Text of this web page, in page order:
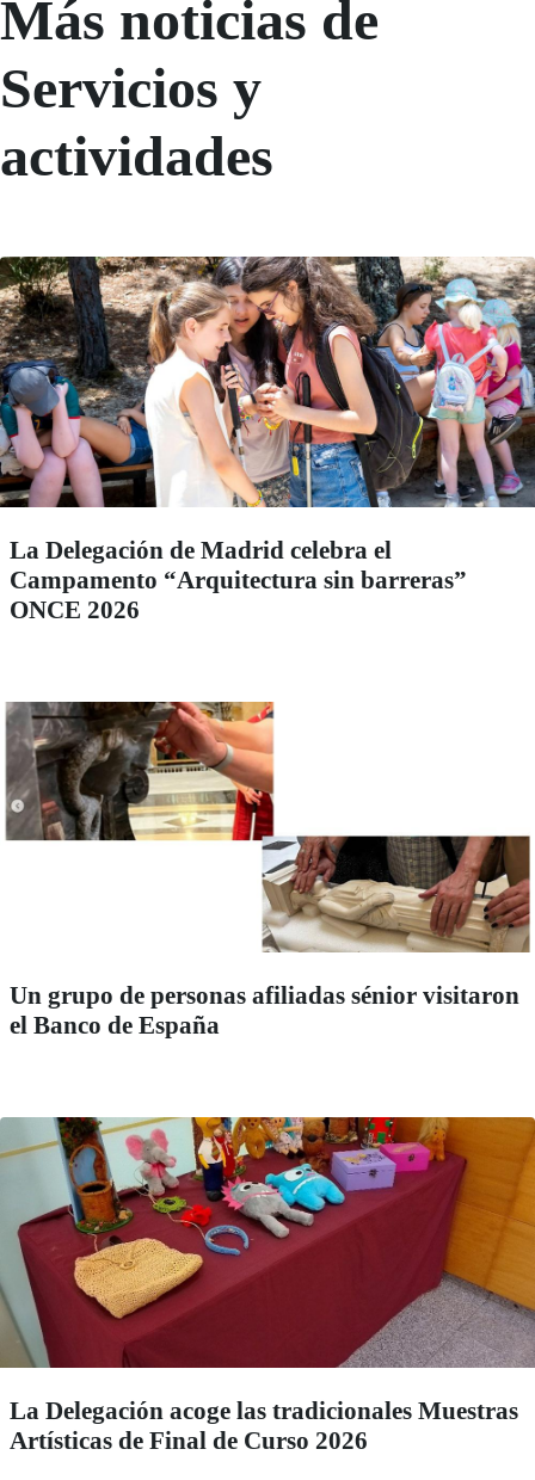
Más noticias de
Servicios y
actividades
La Delegación de Madrid celebra el
Campamento “Arquitectura sin barreras”
ONCE 2026
Un grupo de personas afiliadas sénior visitaron
el Banco de España
La Delegación acoge las tradicionales Muestras
Artísticas de Final de Curso 2026